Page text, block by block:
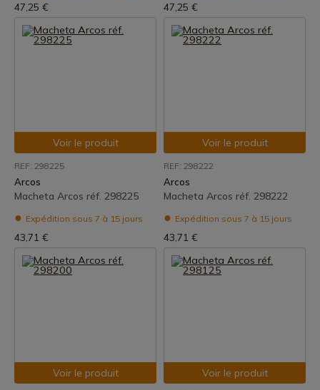
47,25 € 47,25 €
Voir le produit
REF: 298225
Arcos
Macheta Arcos réf. 298225
Expédition sous 7 à 15 jours
43,71 €
Voir le produit
REF: 298222
Arcos
Macheta Arcos réf. 298222
Expédition sous 7 à 15 jours
43,71 €
Voir le produit Voir le produit